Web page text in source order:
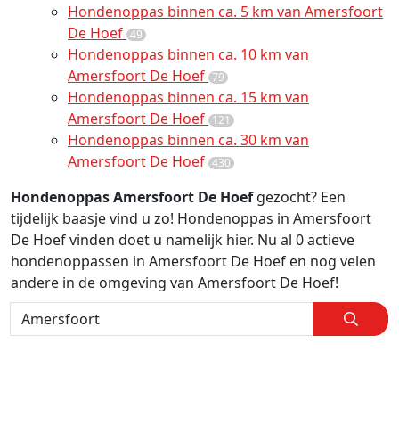
Hondenoppas binnen ca. 5 km van Amersfoort
De Hoef 49
Hondenoppas binnen ca. 10 km van
Amersfoort De Hoef 79
Hondenoppas binnen ca. 15 km van
Amersfoort De Hoef 121
Hondenoppas binnen ca. 30 km van
Amersfoort De Hoef 430
Hondenoppas Amersfoort De Hoefgezocht? Een
tijdelijk baasje vind u zo! Hondenoppas in Amersfoort
De Hoef vinden doet u namelijk hier. Nu al 0 actieve
hondenoppassen in Amersfoort De Hoef en nog velen
andere in de omgeving van Amersfoort De Hoef!